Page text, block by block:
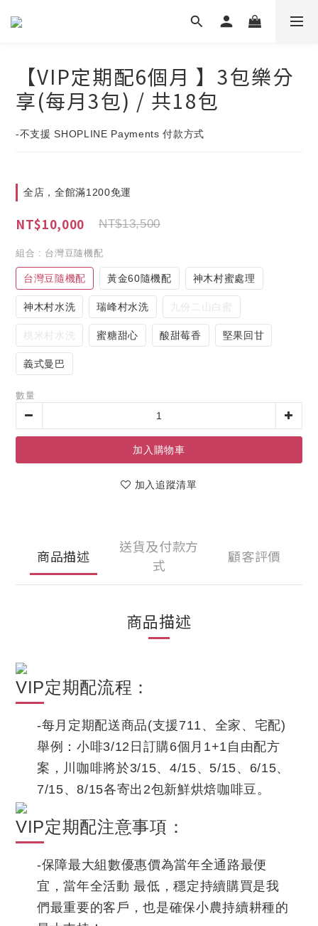
【VIP定期配6個月 】3包樂分
享(每月3包) / 共18包
-不支援 SHOPLINE Payments 付款方式
全店，全館滿1200免運
NT$13,500
NT$10,000
組合 : 台灣豆隨機配
台灣豆隨機配 黃金60隨機配 神木村蜜處理
神木村水洗 瑞峰村水洗 九份二山白蜜
桃米村水洗 蜜糖甜心 酸甜莓香 堅果回甘
義式曼巴
數量
加入購物車
加入追蹤清單
商品描述
送貨及付款方
式
顧客評價
商品描述
VIP定期配流程：
-每月定期配送商品(支援711、全家、宅配)
舉例：小啡3/12日訂購6個月1+1自由配方
案，川咖啡將於3/15、4/15、5/15、6/15、
7/15、8/15各寄出2包新鮮烘焙咖啡豆。
VIP定期配注意事項：
-保障最大組數優惠價為當年全通路最便
宜，當年全活動 最低，穩定持續購買是我
們最重要的客戶，也是確保小農持續耕種的